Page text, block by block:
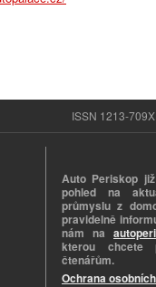
ISSN 1213-
Auto Periskop
pohled na
průmyslu z
pravidelně
nám na
kterou chcete
čtenářům.
Ochrana